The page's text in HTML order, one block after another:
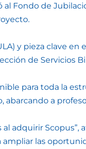
Fondo de
y pieza clave
de Servicios
para toda la
a
adquirir Scopus”,
las